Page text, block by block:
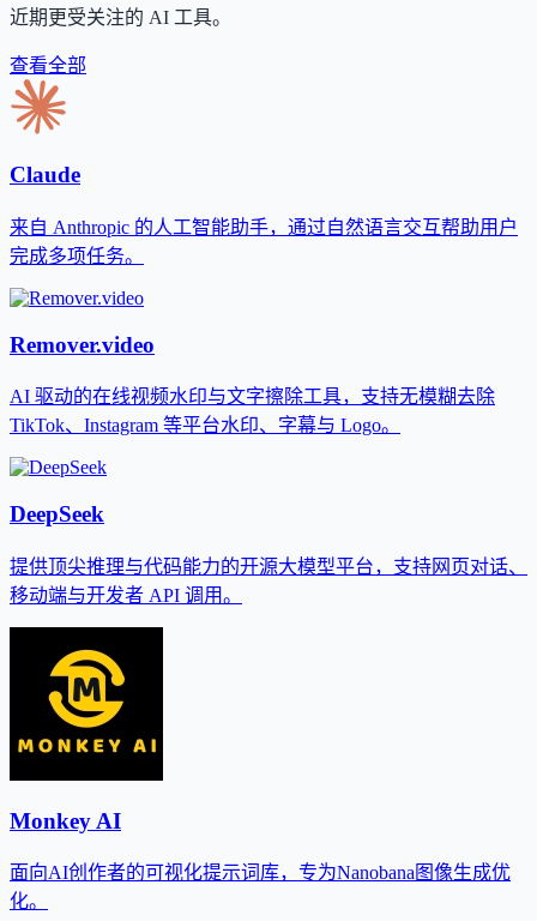
近期更受关注的 AI 工具。
查看全部
Claude
来自 Anthropic 的人工智能助手，通过自然语言交互帮助用户
完成多项任务。
Remover.video
AI 驱动的在线视频水印与文字擦除工具，支持无模糊去除
TikTok、Instagram 等平台水印、字幕与 Logo。
DeepSeek
提供顶尖推理与代码能力的开源大模型平台，支持网页对话、
移动端与开发者 API 调用。
Monkey AI
面向AI创作者的可视化提示词库，专为Nanobana图像生成优
化。